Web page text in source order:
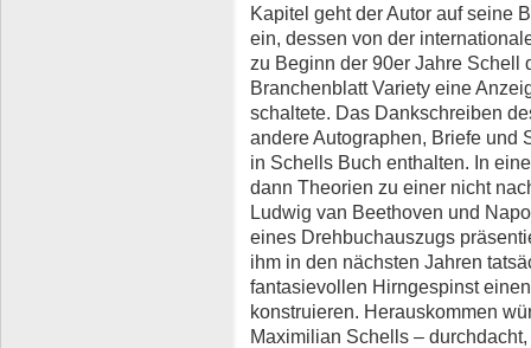
Kapitel geht der Autor auf seine
ein, dessen von der
zu Beginn der 90er Jahre Schell
Branchenblatt Variety eine
schaltete. Das Dankschreiben
andere Autographen, Briefe und
in Schells Buch enthalten. In
dann Theorien zu einer nicht
Ludwig van Beethoven und
eines Drehbuchauszugs
ihm in den nächsten Jahren
fantasievollen Hirngespinst
konstruieren. Herauskommen
Maximilian Schells –